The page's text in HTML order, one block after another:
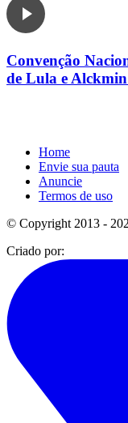
Convenção
de Lula e
Home
Envie sua pauta
Anuncie
Termos de uso
© Copyright 2013 -
Criado por: